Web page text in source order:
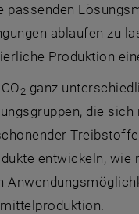
ablaufen zu
Produktion
2 ganz
die
entwickeln, wie